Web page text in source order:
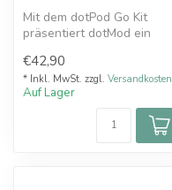
Mit dem dotPod Go Kit
präsentiert dotMod ein
das Eleganz...
€42,90
* Inkl. MwSt. zzgl. Versandkosten
Auf Lager